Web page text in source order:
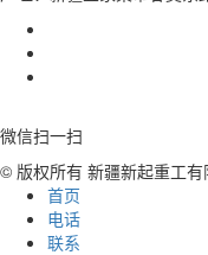
微信扫一扫
© 版权所有 新疆新起重工有
首页
电话
联系